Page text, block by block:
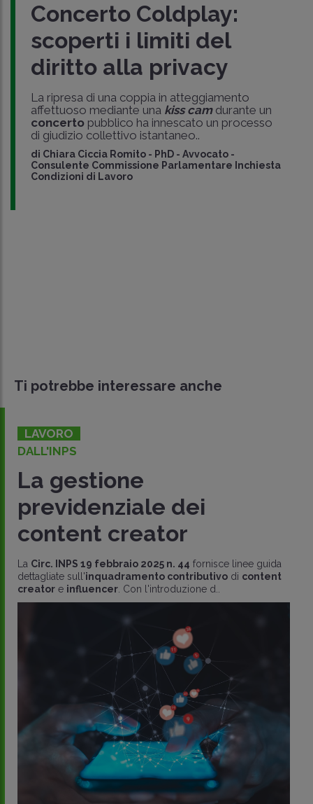
Concerto Coldplay:
scoperti i limiti del
diritto alla privacy
La ripresa di una coppia in atteggiamento
affettuoso mediante una kiss camdurante un
concertopubblico ha innescato un processo
di giudizio collettivo istantaneo..
di Chiara Ciccia Romito - PhD - Avvocato -
Consulente Commissione Parlamentare Inchiesta
Condizioni di Lavoro
Ti potrebbe interessare anche
LAVORO
DALL'INPS
La gestione
previdenziale dei
content creator
La Circ. INPS 19 febbraio 2025 n. 44 fornisce linee guida
dettagliate sull'inquadramento contributivo di content
creator e influencer. Con l'introduzione d..